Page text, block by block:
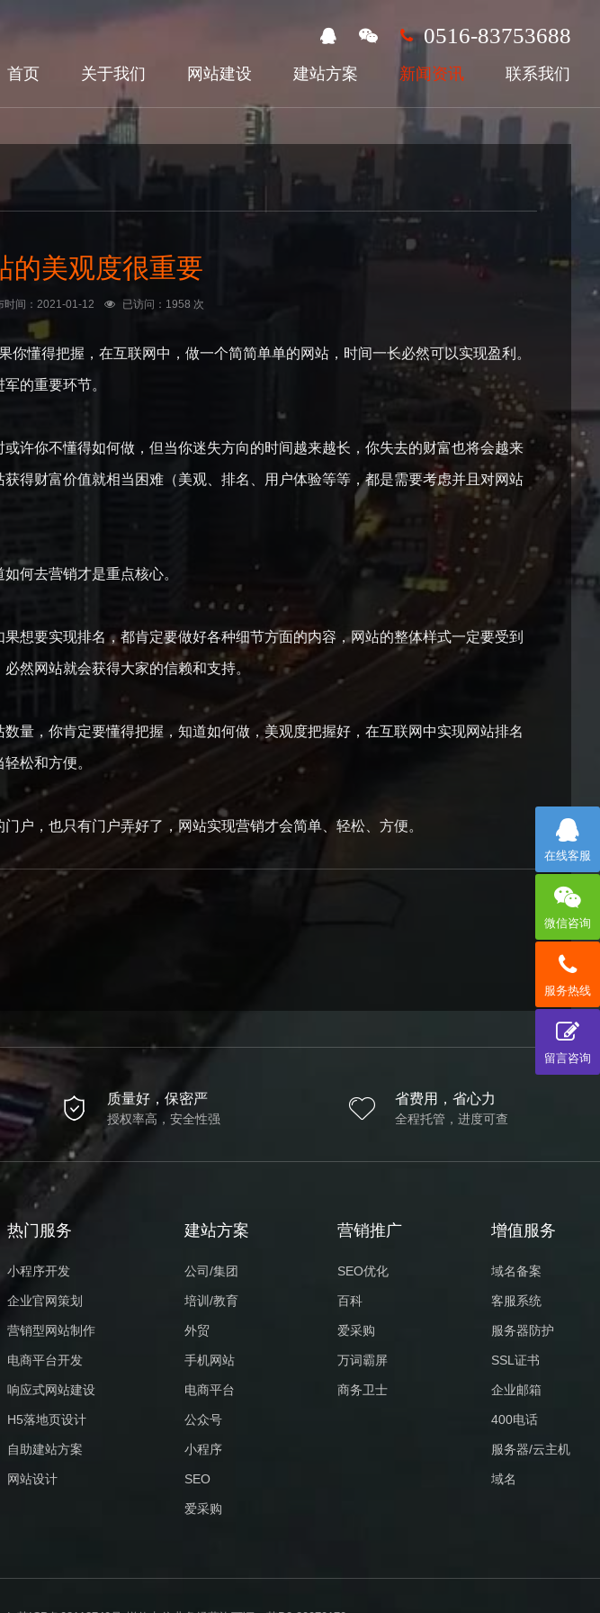
0516-83753688
首页 关于我们 网站建设 建站方案 新闻资讯 联系我们
的美观度很重要
时间：2021-01-12 已访问：1958 次
懂得把握，在互联网中，做一个简简单单的网站，时间一长必然可以实现盈利。
的重要环节。
许你不懂得如何做，但当你迷失方向的时间越来越长，你失去的财富也将会越来
得财富价值就相当困难（美观、排名、用户体验等等，都是需要考虑并且对网站
何去营销才是重点核心。
想要实现排名，都肯定要做好各种细节方面的内容，网站的整体样式一定要受到
然网站就会获得大家的信赖和支持。
量，你肯定要懂得把握，知道如何做，美观度把握好，在互联网中实现网站排名
松和方便。
户，也只有门户弄好了，网站实现营销才会简单、轻松、方便。
质量好，保密严
授权率高，安全性强
省费用，省心力
全程托管，进度可查
热门服务
小程序开发
企业官网策划
营销型网站制作
电商平台开发
响应式网站建设
H5落地页设计
自助建站方案
网站设计
建站方案
公司/集团
培训/教育
外贸
手机网站
电商平台
公众号
小程序
SEO
爱采购
营销推广
SEO优化
百科
爱采购
万词霸屏
商务卫士
增值服务
域名备案
客服系统
服务器防护
SSL证书
企业邮箱
400电话
服务器/云主机
域名
在线客服
微信咨询
服务热线
留言咨询